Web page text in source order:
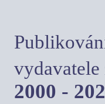
vydavatele
2000 -